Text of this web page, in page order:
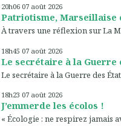
20h06 07 août 2026
Patriotisme, Marseillaise
À travers une réflexion sur La
18h45 07 août 2026
Le secrétaire à la Guerre
Le secrétaire à la Guerre des
18h23 07 août 2026
J’emmerde les écolos !
« Écologie : ne respirez jamais